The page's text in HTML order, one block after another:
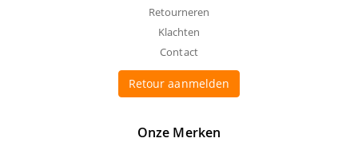
Retourneren
Klachten
Contact
Retour aanmelden
Onze Merken